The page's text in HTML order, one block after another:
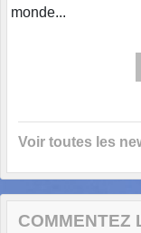
monde...
Voir toutes les
COMMENTEZ